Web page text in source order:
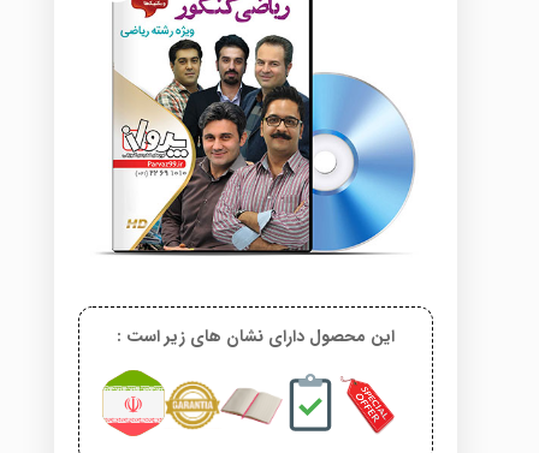
این محصول دارای نشان های زیر است :